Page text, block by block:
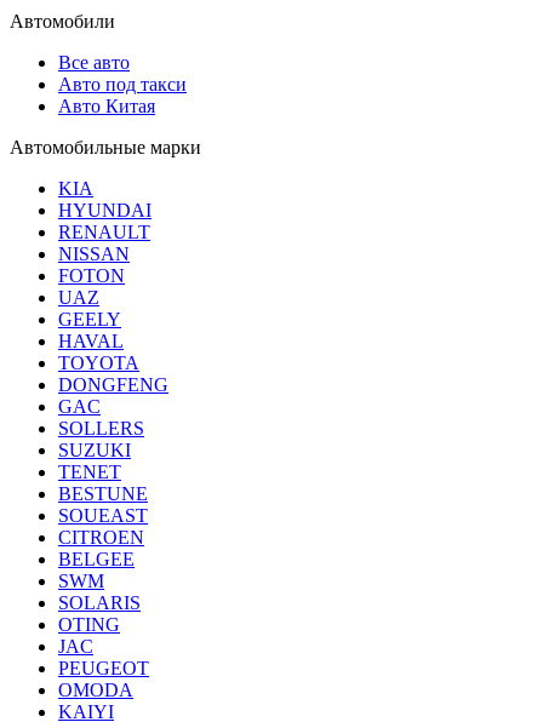
Автомобили
Все авто
Авто под такси
Авто Китая
Автомобильные марки
KIA
HYUNDAI
RENAULT
NISSAN
FOTON
UAZ
GEELY
HAVAL
TOYOTA
DONGFENG
GAC
SOLLERS
SUZUKI
TENET
BESTUNE
SOUEAST
CITROEN
BELGEE
SWM
SOLARIS
OTING
JAC
PEUGEOT
OMODA
KAIYI